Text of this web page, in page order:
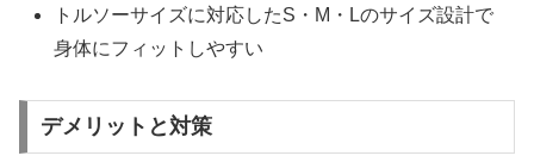
トルソーサイズに対応したS・M・Lのサイズ設計で
身体にフィットしやすい
デメリットと対策